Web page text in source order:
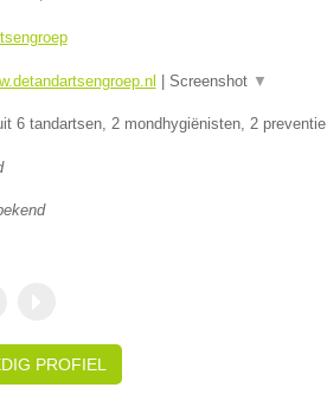
Screenshot ▼
6 tandartsen, 2 mondhygiënisten, 2 preventie
PROFIEL